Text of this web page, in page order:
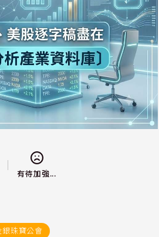
有待加強...
銀珠寶公會